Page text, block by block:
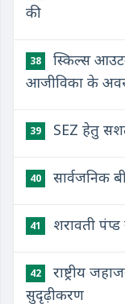
की
38
स्किल्स
आजीविका के
39 SEZ हेतु
40 सार्वजनिक
41 शरावती
42
राष्ट्रीय
सुदृढ़ीकरण